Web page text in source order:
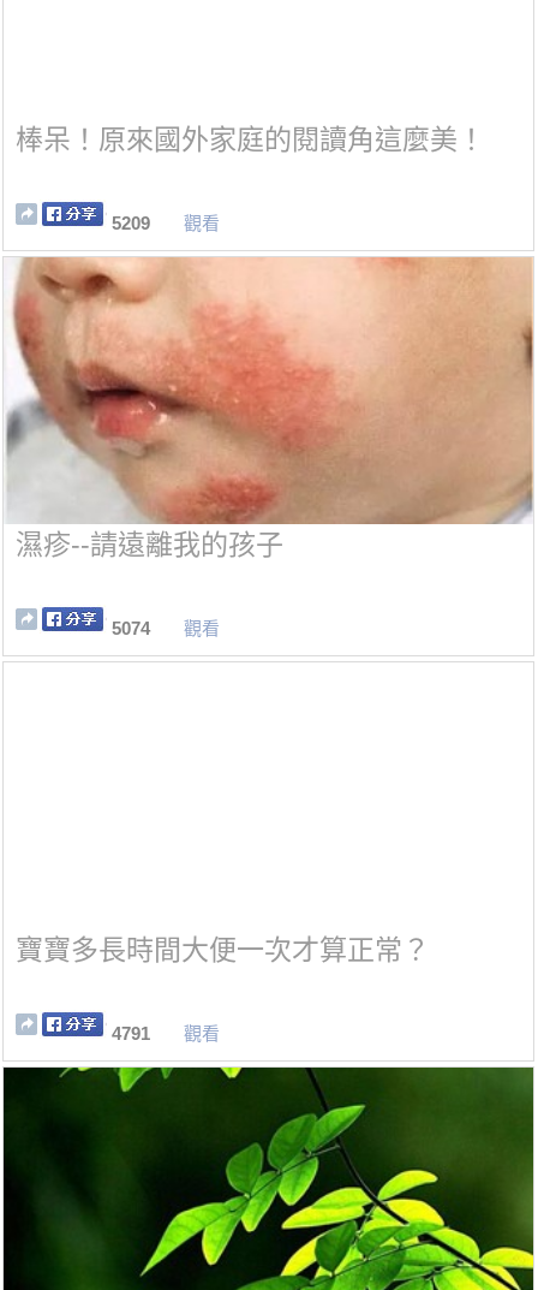
棒呆！原來國外家庭的閱讀角這麼美！
5209 觀看
濕疹--請遠離我的孩子
5074 觀看
寶寶多長時間大便一次才算正常？
4791 觀看